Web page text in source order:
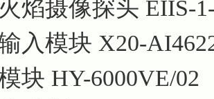
焰摄像探头 EIIS-
入模块 X20-
块 HY-6000VE/02